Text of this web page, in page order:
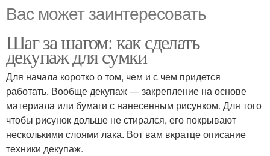
Вас может заинтересовать
Шаг за шагом: как сделать
декупаж для сумки
Для начала коротко о том, чем и с чем придется
работать. Вообще декупаж — закрепление на основе
материала или бумаги с нанесенным рисунком. Для того
чтобы рисунок дольше не стирался, его покрывают
несколькими слоями лака. Вот вам вкратце описание
техники декупаж.